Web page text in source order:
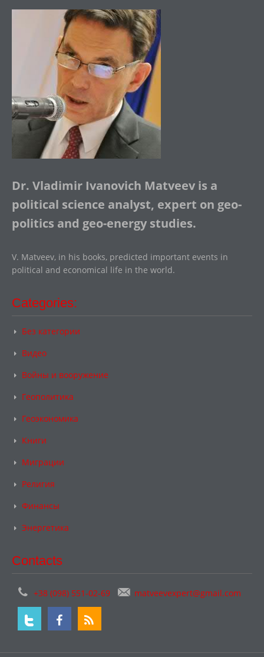
Dr. Vladimir Ivanovich Matveev is a
political science analyst, expert on geo-
politics and geo-energy studies.
V. Matveev, in his books, predicted important events in
political and economical life in the world.
Categories:
Без категории
Видео
Войны и вооружение
Геополитика
Геоэкономика
Книги
Миграции
Религия
Финансы
Энергетика
Contacts
+38 (098) 551-02-69 matveevexpert@gmail.com